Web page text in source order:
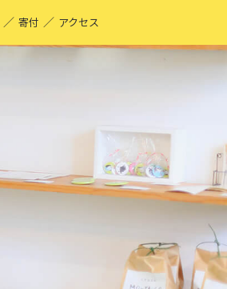
／ 寄付 ／ アクセス